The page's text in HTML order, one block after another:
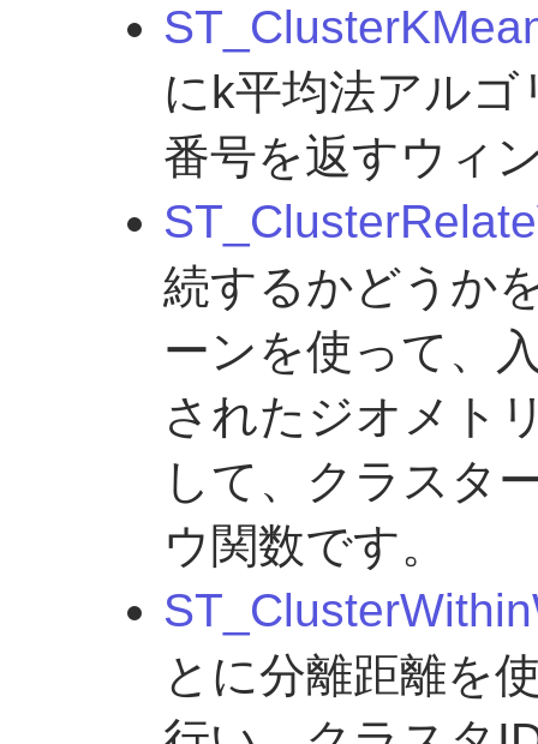
にk平均法アル
番号を返すウィ
続するかどうか
ーンを使って、
されたジオメト
して、クラスタ
ウ関数です。
とに分離距離を